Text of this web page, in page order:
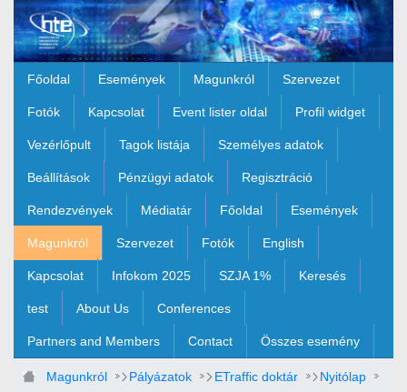
Ugrás a fő tartalomhoz
Főoldal Események Magunkról Szervezet
Fotók Kapcsolat Event lister oldal Profil widget
Vezérlőpult Tagok listája Személyes adatok
Beállítások Pénzügyi adatok Regisztráció
Rendezvények Médiatár Főoldal Események
Magunkról Szervezet Fotók English
Kapcsolat Infokom 2025 SZJA 1% Keresés
test About Us Conferences
Partners and Members Contact Összes esemény
Magunkról Pályázatok ETraffic doktár Nyitólap